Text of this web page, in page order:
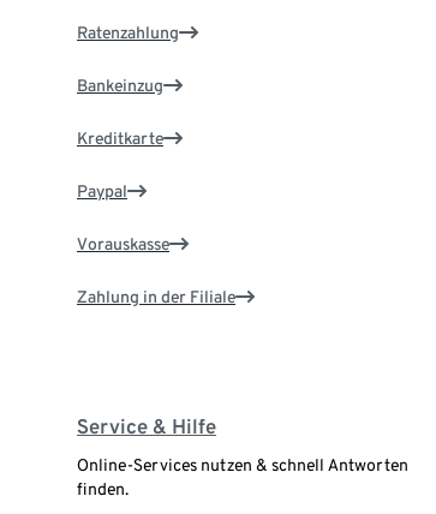
Ratenzahlung
Bankeinzug
Kreditkarte
Paypal
Vorauskasse
Zahlung in der Filiale
Service & Hilfe
Online-Services nutzen & schnell Antworten
finden.